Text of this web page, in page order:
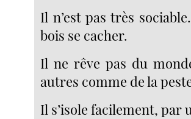
Il n’est pas très
bois se cacher.
Il ne rêve pas du
autres comme de la
Il s’isole facilement, par